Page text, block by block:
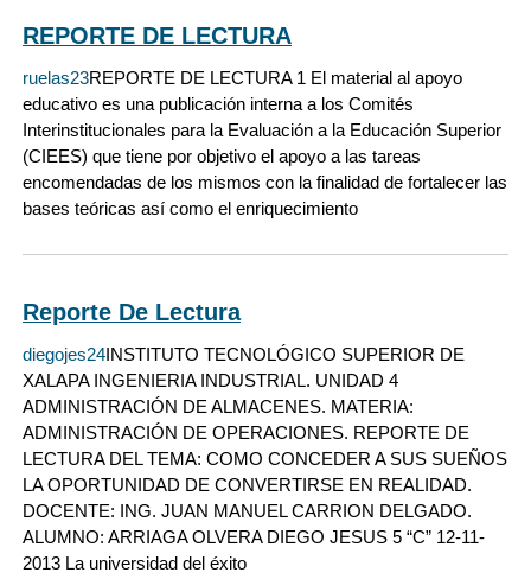
REPORTE DE LECTURA
ruelas23REPORTE DE LECTURA 1 El material al apoyo
educativo es una publicación interna a los Comités
Interinstitucionales para la Evaluación a la Educación Superior
(CIEES) que tiene por objetivo el apoyo a las tareas
encomendadas de los mismos con la finalidad de fortalecer las
bases teóricas así como el enriquecimiento
Reporte De Lectura
diegojes24INSTITUTO TECNOLÓGICO SUPERIOR DE
XALAPA INGENIERIA INDUSTRIAL. UNIDAD 4
ADMINISTRACIÓN DE ALMACENES. MATERIA:
ADMINISTRACIÓN DE OPERACIONES. REPORTE DE
LECTURA DEL TEMA: COMO CONCEDER A SUS SUEÑOS
LA OPORTUNIDAD DE CONVERTIRSE EN REALIDAD.
DOCENTE: ING. JUAN MANUEL CARRION DELGADO.
ALUMNO: ARRIAGA OLVERA DIEGO JESUS 5 “C” 12-11-
2013 La universidad del éxito